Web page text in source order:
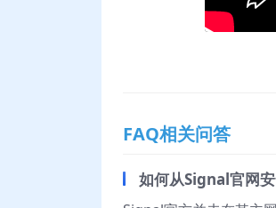
FAQ相关问答
如何从Signal官网